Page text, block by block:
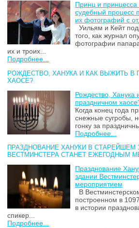
Принц и принцесса
судебный процесс
их фотографий с
Уильям и Кейт
того, как журнал
фотографии
их и троих...
Подробнее...
РОЖДЕСТВО, ХАНУКА И КАК ВЫЖИТЬ В
ХАОСЕ?
Рождество, Ханука
праздничном
Когда конец года
снежные сугробы,
гонку за
Подробнее...
ПРАЗДНОВАНИЕ ХАНУКИ В СТАРЕЙШЕМ
ВЕСТМИНСТЕРА СТАНЕТ ЕЖЕГОДНЫМ
Празднование
здании
мероприятием
В
построенном в
в истории
спикер...
Подробнее...